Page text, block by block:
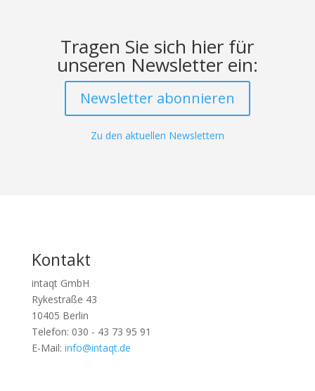
Tragen Sie sich hier für
unseren Newsletter ein:
Newsletter abonnieren
Zu den aktuellen Newslettern
Kontakt
intaqt GmbH
Rykestraße 43
10405 Berlin
Telefon: 030 - 43 73 95 91
E-Mail: info@intaqt.de